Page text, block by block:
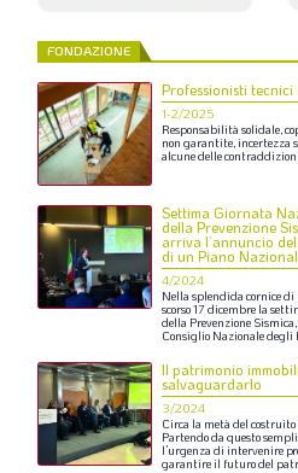
FONDAZIONE
Professionisti tecnici
1-2/2025
Responsabilità solidale,
non garantite,incertezza
alcunedellecontraddizioni
Settima Giornata
della Prevenzione
arriva l’annuncio
di un Piano
4/2024
Nella splendida cornicedi
scorso17dicembre la
della Prevenzione Sismica,
Consiglio Nazionaledegli
Il patrimonio
salvaguardarlo
3/2024
Circa la metà del costruito
Partendoda questo
l’urgenza di intervenire
garantireil futurodel